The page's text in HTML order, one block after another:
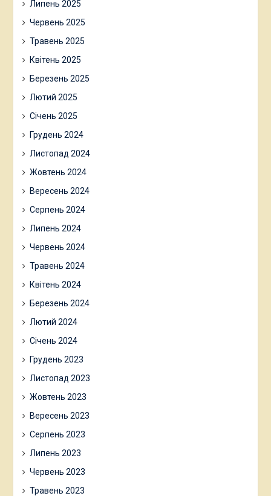
Липень 2025
Червень 2025
Травень 2025
Квітень 2025
Березень 2025
Лютий 2025
Січень 2025
Грудень 2024
Листопад 2024
Жовтень 2024
Вересень 2024
Серпень 2024
Липень 2024
Червень 2024
Травень 2024
Квітень 2024
Березень 2024
Лютий 2024
Січень 2024
Грудень 2023
Листопад 2023
Жовтень 2023
Вересень 2023
Серпень 2023
Липень 2023
Червень 2023
Травень 2023